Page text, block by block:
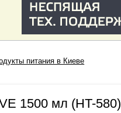
питания в Киеве
1500 мл (HT-580)